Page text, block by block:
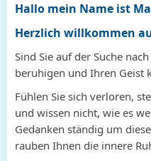
Hallo mein Name ist
Herzlich willkommen
Sind Sie auf der Suche
beruhigen und Ihren Geist
Fühlen Sie sich verloren,
und wissen nicht, wie es
Gedanken ständig um
rauben Ihnen die innere